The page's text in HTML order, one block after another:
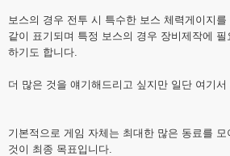
보스의 경우 전투 시 특수한 보스 체력게이지
같이 표기되며 특정 보스의 경우 장비제작에
하기도 합니다.
더 많은 것을 얘기해드리고 싶지만 일단 여기서
기본적으로 게임 자체는 최대한 많은 동료를
것이 최종 목표입니다.